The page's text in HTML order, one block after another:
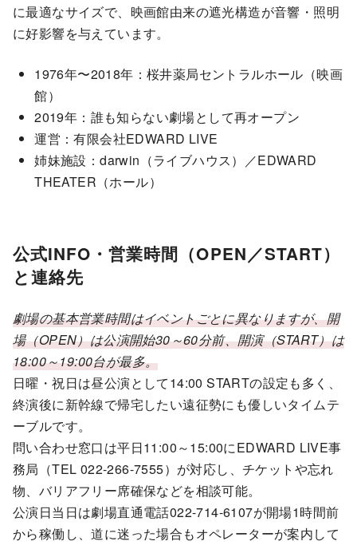
に最適なサイズで、映画館由来の遮光構造が音響・照明
に好影響を与えています。
1976年〜2018年：桜井薬局セントラルホール（映画
館）
2019年：誰も知らない劇場として再オープン
運営：有限会社EDWARD LIVE
姉妹施設：darwin（ライブハウス）／EDWARD
THEATER（ホール）
公式INFO・営業時間（OPEN／START）
と連絡先
劇場の基本営業時間はイベントごとに異なりますが、開
場（OPEN）は公演開始30～60分前、開演（START）は
18:00～19:00台が最多。
日曜・祝日は昼公演として14:00 STARTの設定も多く、
終演後に新幹線で帰宅したい遠征勢にも優しいタイムテ
ーブルです。
問い合わせ窓口は平日11:00～15:00にEDWARD LIVE事
務局（TEL 022-266-7555）が対応し、チケットや忘れ
物、バリアフリー席確保などを相談可能。
公演日当日は劇場直通電話022-714-6107が開場1時間前
から稼働し、道に迷った場合もオペレーターが案内して